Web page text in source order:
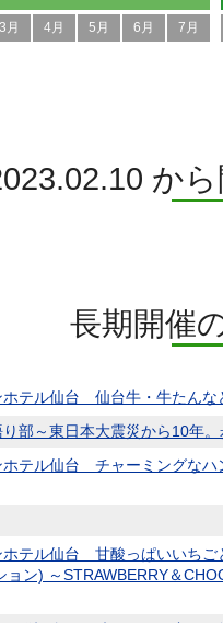
3月 4月 5月 6月 7月
か
長期開催
テル仙台 仙台牛・牛たんな
部～東日本大震災から10年。
テル仙台 チャーミングなハ
ホテル仙台 甘酸っぱいいちご
ョン) ～STRAWBERRY＆